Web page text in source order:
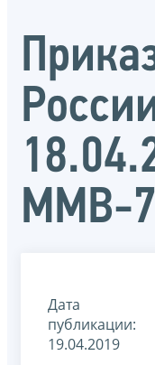
ММВ-
Дата
публикации:
19.04.2019